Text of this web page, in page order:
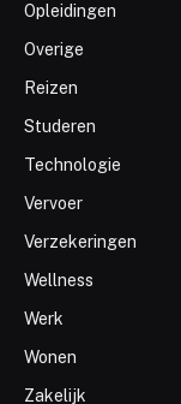
Opleidingen
Overige
Reizen
Studeren
Technologie
Vervoer
Verzekeringen
Wellness
Werk
Wonen
Zakelijk